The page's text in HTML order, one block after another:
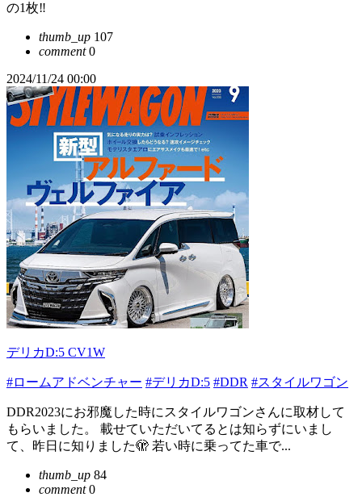
の1枚‼️
thumb_up 107
comment0
2024/11/24 00:00
デリカD:5 CV1W
#ロームアドベンチャー #デリカD:5 #DDR #スタイルワゴン
DDR2023にお邪魔した時にスタイルワゴンさんに取材して
もらいました。 載せていただいてるとは知らずにいまし
て、昨日に知りました🫣 若い時に乗ってた車で...
thumb_up 84
comment0